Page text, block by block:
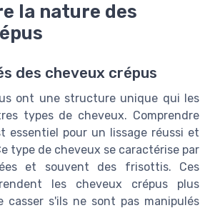
la nature des
des cheveux crépus
ont une structure unique qui les
types de cheveux. Comprendre
essentiel pour un lissage réussi et
type de cheveux se caractérise par
et souvent des frisottis. Ces
les cheveux crépus plus
casser s'ils ne sont pas manipulés